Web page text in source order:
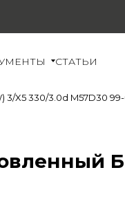
СТАТЬИ
3/X5 330/3.0d M57D30